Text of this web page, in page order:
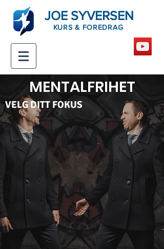
JOE SYVERSEN
KURS & FOREDRAG
MENTALFRIHET
VELG DITT FOKUS